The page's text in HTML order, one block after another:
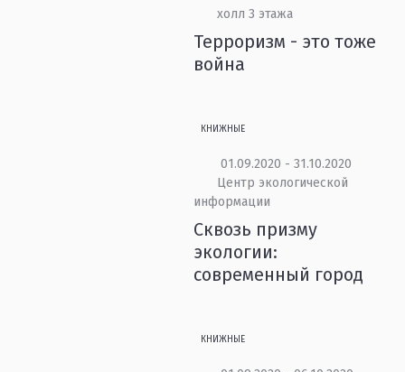
холл 3 этажа
Терроризм - это тоже
война
КНИЖНЫЕ
01.09.2020 - 31.10.2020
Центр экологической
информации
Сквозь призму
экологии:
современный город
КНИЖНЫЕ